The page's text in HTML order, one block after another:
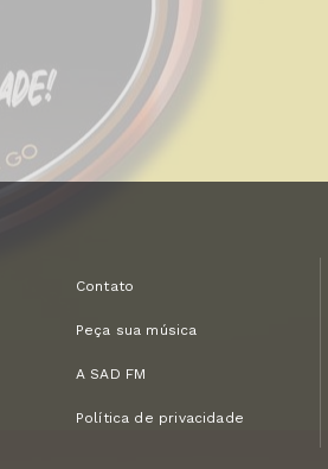
Contato
Peça sua música
A SAD FM
Política de privacidade